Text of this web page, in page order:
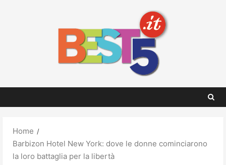
Home
Barbizon Hotel New York: dove le donne cominciarono
la loro battaglia per la libertà